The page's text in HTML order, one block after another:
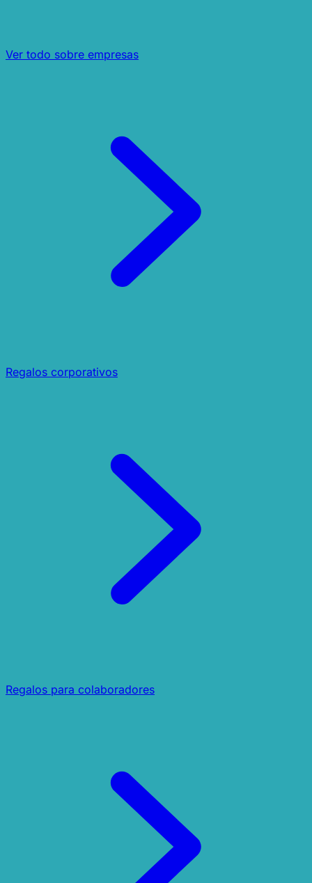
Ver todo sobre empresas
Regalos corporativos
Regalos para colaboradores